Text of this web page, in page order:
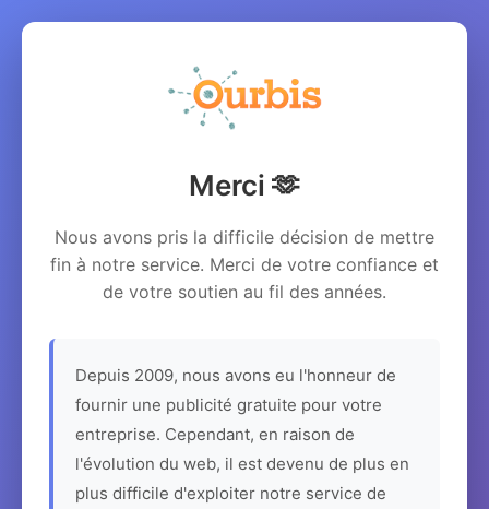
Merci 🫶
Nous avons pris la difficile décision de mettre
fin à notre service. Merci de votre confiance et
de votre soutien au fil des années.
Depuis 2009, nous avons eu l'honneur de
fournir une publicité gratuite pour votre
entreprise. Cependant, en raison de
l'évolution du web, il est devenu de plus en
plus difficile d'exploiter notre service de